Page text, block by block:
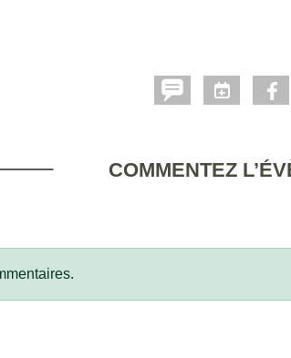
COMMENTEZ